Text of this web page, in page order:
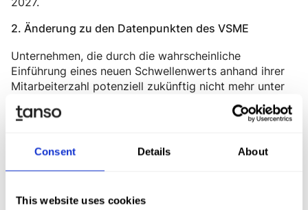
Consent Details About
This website uses cookies
2. Änderung zu den Datenpunkten des VSME
Unternehmen, die durch die wahrscheinliche
Einführung eines neuen Schwellenwerts anhand ihrer
Mitarbeiterzahl potenziell zukünftig nicht mehr unter
die CSRD fallen, sollen nach einem neuen freiwilligen
Standard auf Basis des
freiwillig berichten
Omnibus-Vorschlag 81 soll dabei verhindern, dass
Standard erfordert.